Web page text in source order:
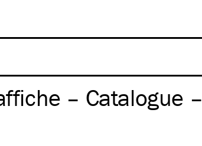
– Catalogue –